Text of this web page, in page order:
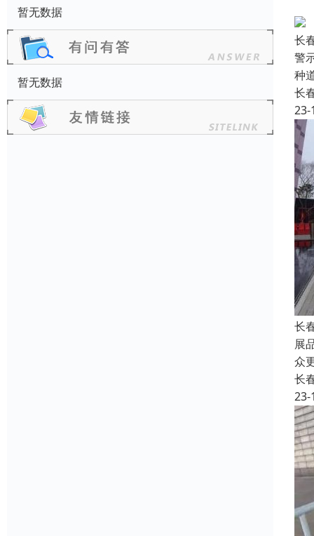
暂无数据
暂无数据
长
警
种
长
23-
长
展
众
长
23-